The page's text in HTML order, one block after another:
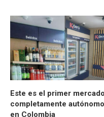
Este es el primer mercado
completamente autónomo
en Colombia